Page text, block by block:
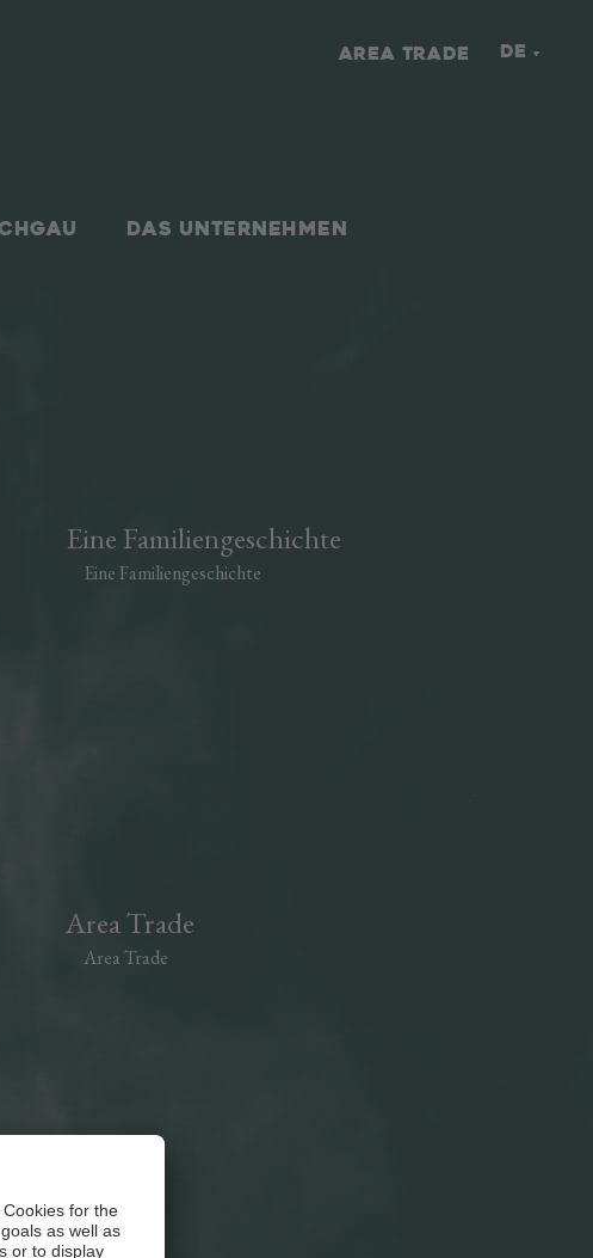
AREA TRADE DE
DAS UNTERNEHMEN
Eine Familiengeschichte
Eine Familiengeschichte
Area Trade
Area Trade